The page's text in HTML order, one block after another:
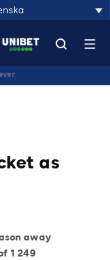
as
away
1 249